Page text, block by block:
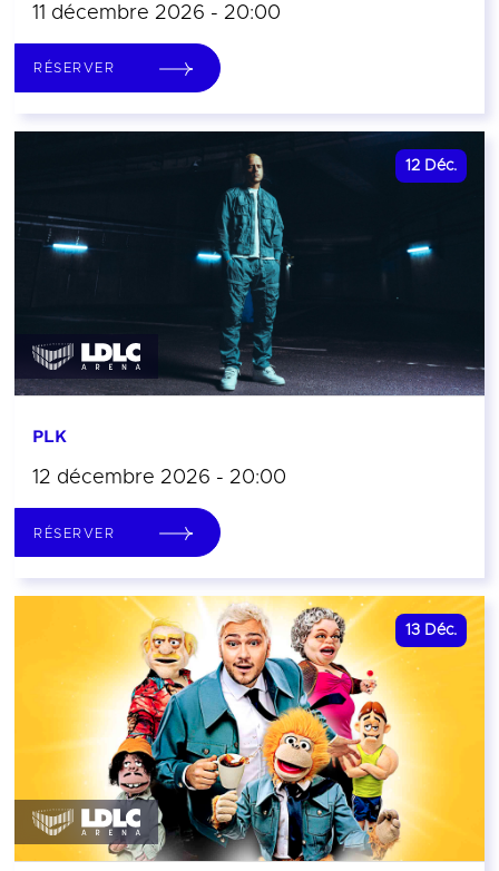
11 décembre 2026 - 20:00
RÉSERVER
12 Déc.
PLK
12 décembre 2026 - 20:00
RÉSERVER
13 Déc.